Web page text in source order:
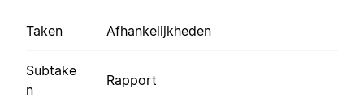
Taken Afhankelijkheden
Subtake
n
Rapport